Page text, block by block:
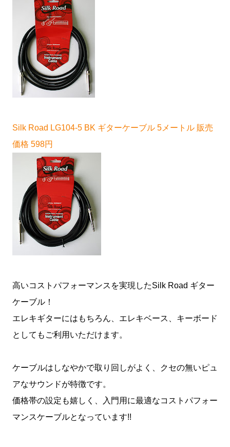
Silk Road LG104-5 BK ギターケーブル 5メートル 販売
価格 598円
高いコストパフォーマンスを実現したSilk Road ギター
ケーブル！
エレキギターにはもちろん、エレキベース、キーボード
としてもご利用いただけます。
ケーブルはしなやかで取り回しがよく、クセの無いピュ
アなサウンドが特徴です。
価格帯の設定も嬉しく、入門用に最適なコストパフォー
マンスケーブルとなっています!!